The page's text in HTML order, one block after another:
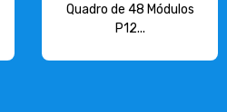
Quadro de 48 Módulos
P12...